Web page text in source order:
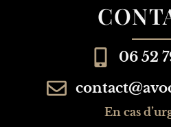
06 52
En cas